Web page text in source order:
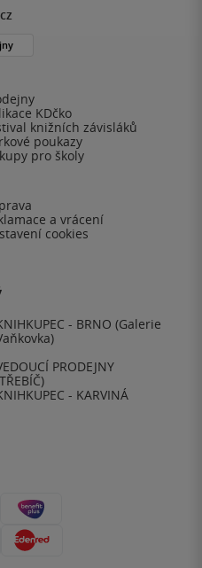
KDčko
knižních závisláků
poukazy
pro školy
a vrácení
cookies
- BRNO (Galerie
PRODEJNY
- KARVINÁ